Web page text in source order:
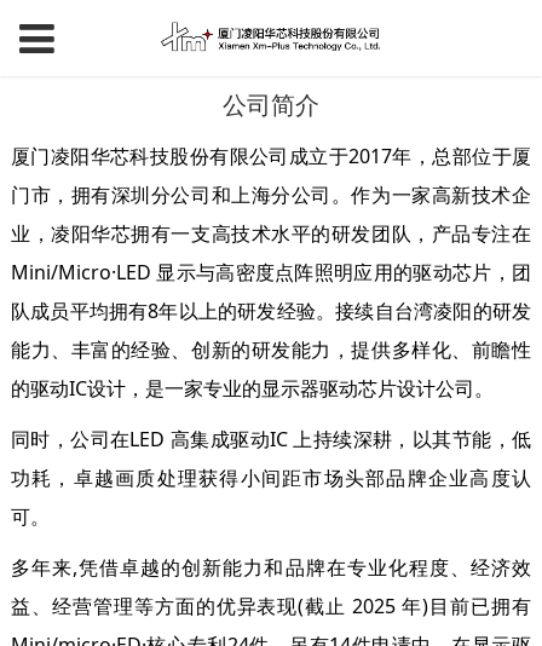
公司简介
厦门凌阳华芯科技股份有限公司成立于2017年，总部位于厦
门市，拥有深圳分公司和上海分公司。作为一家高新技术企
业，凌阳华芯拥有一支高技术水平的研发团队，产品专注在
Mini/Micro·LED 显示与高密度点阵照明应用的驱动芯片，团
队成员平均拥有8年以上的研发经验。接续自台湾凌阳的研发
能力、丰富的经验、创新的研发能力，提供多样化、前瞻性
的驱动IC设计，是一家专业的显示器驱动芯片设计公司。
同时，公司在LED 高集成驱动IC 上持续深耕，以其节能，低
功耗，卓越画质处理获得小间距市场头部品牌企业高度认
可。
多年来,凭借卓越的创新能力和品牌在专业化程度、经济效
益、经营管理等方面的优异表现(截止 2025 年)目前已拥有